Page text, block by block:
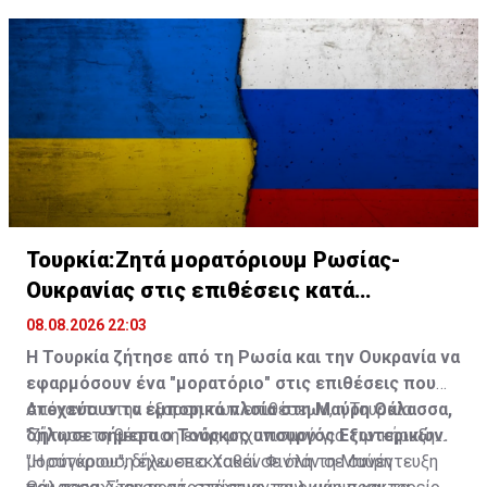
Τουρκία:Ζητά μορατόριουμ Ρωσίας-
Ουκρανίας στις επιθέσεις κατά
εμπορικών πλοίων
08.08.2026 22:03
Η Τουρκία ζήτησε από τη Ρωσία και την Ουκρανία να
εφαρμόσουν ένα "μορατόριο" στις επιθέσεις που
στοχεύουν τα εμπορικά πλοία στη Μαύρη Θάλασσα,
δήλωσε σήμερα ο Τούρκος υπουργός Εξωτερικών.
Απέναντι στην έξαρση των επιθέσεων, η Τουρκία
"ζήτησε τη θέσπιση ενός μηχανισμού για την κήρυξη
μορατόριου", δήλωσε ο Χακάν Φιντάν σε συνέντευξη
"Η σύγκρουση έχει επεκταθεί σε όλη τη Μαύρη